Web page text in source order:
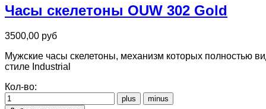
Часы скелетоны OUW 302 Gold
3500,00 руб
Мужские часы скелетоны, механизм которых полностью
стиле Industrial
Кол-во: